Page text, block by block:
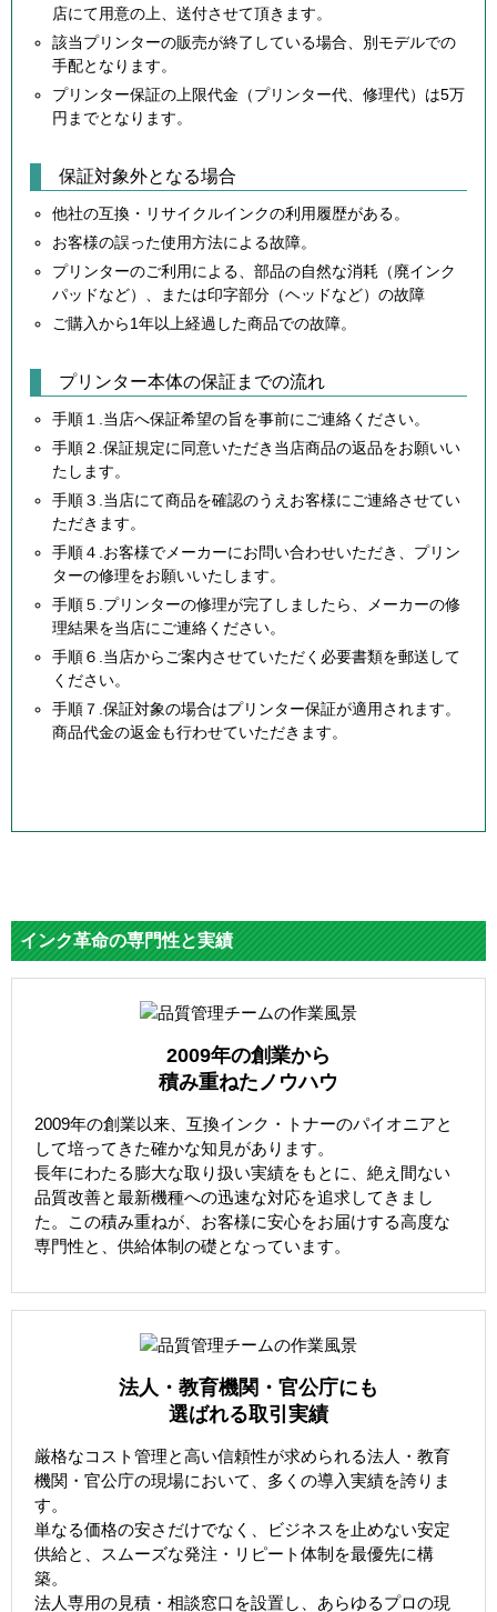
店にて用意の上、送付させて頂きます。
該当プリンターの販売が終了している場合、別モデルでの
手配となります。
プリンター保証の上限代金（プリンター代、修理代）は5万
円までとなります。
保証対象外となる場合
他社の互換・リサイクルインクの利用履歴がある。
お客様の誤った使用方法による故障。
プリンターのご利用による、部品の自然な消耗（廃インク
パッドなど）、または印字部分（ヘッドなど）の故障
ご購入から1年以上経過した商品での故障。
プリンター本体の保証までの流れ
手順１.当店へ保証希望の旨を事前にご連絡ください。
手順２.保証規定に同意いただき当店商品の返品をお願いい
たします。
手順３.当店にて商品を確認のうえお客様にご連絡させてい
ただきます。
手順４.お客様でメーカーにお問い合わせいただき、プリン
ターの修理をお願いいたします。
手順５.プリンターの修理が完了しましたら、メーカーの修
理結果を当店にご連絡ください。
手順６.当店からご案内させていただく必要書類を郵送して
ください。
手順７.保証対象の場合はプリンター保証が適用されます。
商品代金の返金も行わせていただきます。
インク革命の専門性と実績
2009年の創業から
積み重ねたノウハウ
2009年の創業以来、互換インク・トナーのパイオニアと
して培ってきた確かな知見があります。
長年にわたる膨大な取り扱い実績をもとに、絶え間ない
品質改善と最新機種への迅速な対応を追求してきまし
た。この積み重ねが、お客様に安心をお届けする高度な
専門性と、供給体制の礎となっています。
法人・教育機関・官公庁にも
選ばれる取引実績
厳格なコスト管理と高い信頼性が求められる法人・教育
機関・官公庁の現場において、多くの導入実績を誇りま
す。
単なる価格の安さだけでなく、ビジネスを止めない安定
供給と、スムーズな発注・リピート体制を最優先に構
築。
法人専用の見積・相談窓口を設置し、あらゆるプロの現